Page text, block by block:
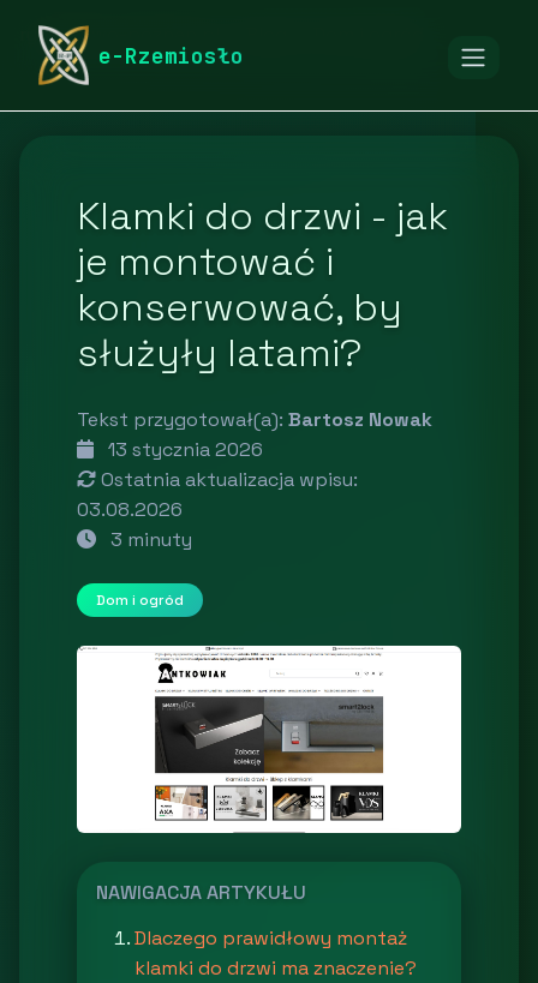
e-Rzemiosło
rymarstwo-poznan.pl
Klamki do drzwi - jak
je montować i
konserwować, by
służyły latami?
Tekst przygotował(a): Bartosz Nowak
13 stycznia 2026
Ostatnia aktualizacja wpisu:
03.08.2026
3 minuty
Dom i ogród
NAWIGACJA ARTYKUŁU
Dlaczego prawidłowy montaż
klamki do drzwi ma znaczenie?